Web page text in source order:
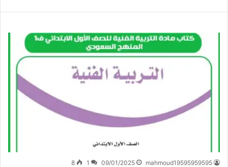
mahmoud19595959595
09/01/2025
1
8